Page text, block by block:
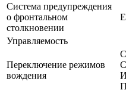
Система предупреждения
о фронтальном
столкновении
Управляемость
Переключение режимов
вождения